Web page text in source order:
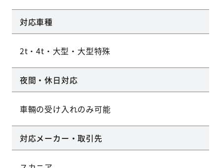
対応車種
2t・4t・大型・大型特殊
夜間・休日対応
車輛の受け入れのみ可能
対応メーカー・取引先